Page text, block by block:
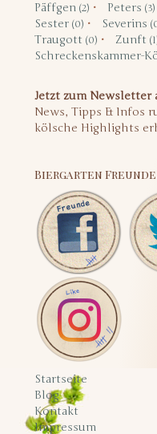
Päffgen (2) Peters (3)
Sester (0) Severins
Traugott (0) Zunft
Schreckenskammer-
Jetzt zum Newsletter
News, Tipps & Infos
kölsche Highlights
Biergarten
Startseite
Blog
Kontakt
Impressum